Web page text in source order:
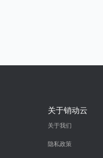
关于销动云
关于我们
隐私政策